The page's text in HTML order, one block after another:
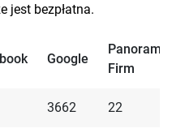
jest bezpłatna.
Google
Panorama
Firm
3662 22